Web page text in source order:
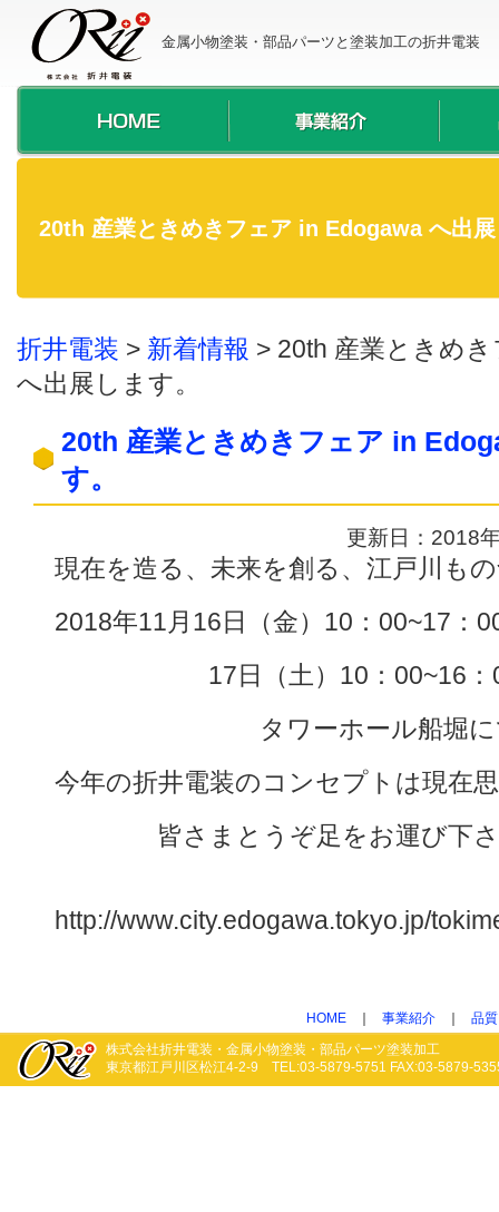
金属小物塗装・部品パーツと塗装加工の折井電装
20th 産業ときめきフェア in Edogawa へ出
折井電装 > 新着情報 > 20th 産業ときめ
へ出展します。
20th 産業ときめきフェア in
す。
更新日：
現在を造る、未来を創る、江戸川も
2018年11月16日（金）10：00~17：
17日（土）10：00~16：
タワーホール船堀にて
今年の折井電装のコンセプトは現在
皆さまとうぞ足をお運び下さ
http://www.city.edogawa.tokyo.jp/
HOME 事業紹介
品
株式会社折井電装・金属小物塗装・部品パーツ塗装加工
東京都江戸川区松江4-2-9 TEL:03-5879-5751 FAX:03-5879-